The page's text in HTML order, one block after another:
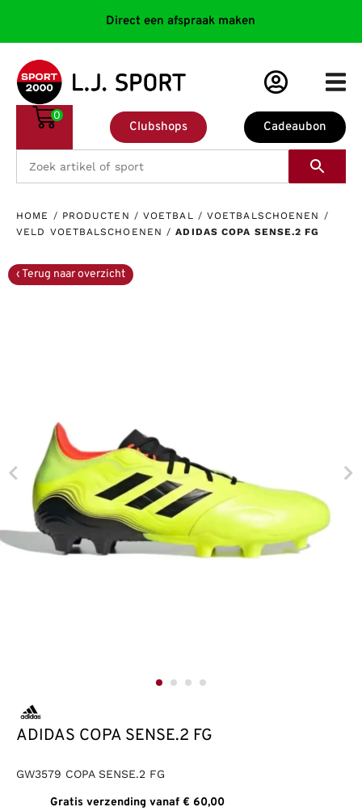
Direct een afspraak maken
Cadeaubon
Clubshops
0
HOME / PRODUCTEN / VOETBAL / VOETBALSCHOENEN /
VELD VOETBALSCHOENEN /ADIDAS COPA SENSE.2 FG
ADIDAS COPA SENSE.2 FG
GW3579 COPA SENSE.2 FG
Gratis verzending vanaf € 60,00